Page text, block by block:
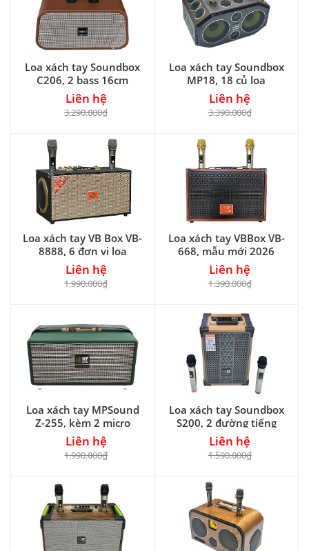
Loa xách tay Soundbox
C206, 2 bass 16cm
Liên hệ
3.290.000₫
Loa xách tay Soundbox
MP18, 18 củ loa
Liên hệ
3.390.000₫
Loa xách tay VB Box VB-
8888, 6 đơn vị loa
Liên hệ
1.990.000₫
Loa xách tay VBBox VB-
668, mẫu mới 2026
Liên hệ
1.390.000₫
Loa xách tay MPSound
Z-255, kèm 2 micro
Liên hệ
1.990.000₫
Loa xách tay Soundbox
S200, 2 đường tiếng
Liên hệ
1.590.000₫